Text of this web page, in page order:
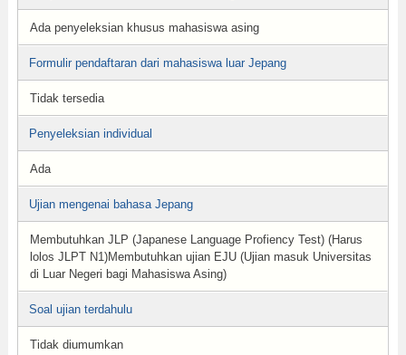
Ada penyeleksian khusus mahasiswa asing
Formulir pendaftaran dari mahasiswa luar Jepang
Tidak tersedia
Penyeleksian individual
Ada
Ujian mengenai bahasa Jepang
Membutuhkan JLP (Japanese Language Profiency Test) (Harus
lolos JLPT N1)Membutuhkan ujian EJU (Ujian masuk Universitas
di Luar Negeri bagi Mahasiswa Asing)
Soal ujian terdahulu
Tidak diumumkan